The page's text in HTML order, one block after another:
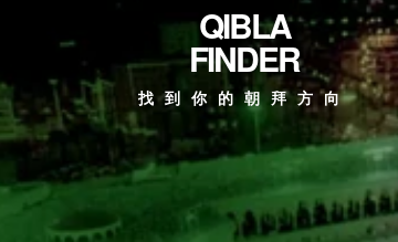
QIBLA
FINDER
找到你的朝拜方向